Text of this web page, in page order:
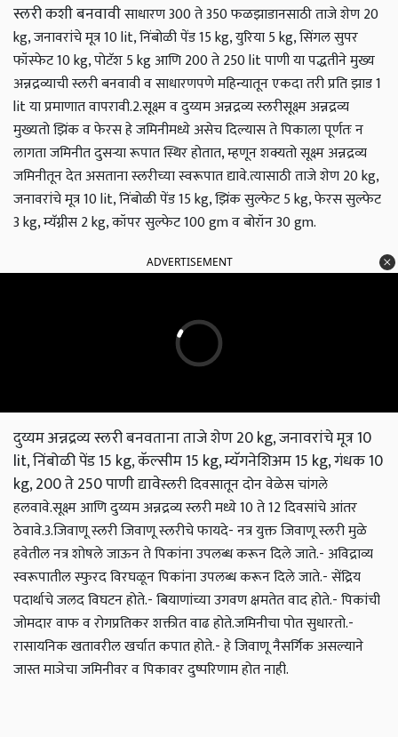
स्लरी कशी बनवावीसाधारण 300 ते 350 फळझाडानसाठी ताजे शेण 20
kg, जनावरांचे मूत्र 10 lit, निंबोळी पेंड 15 kg, युरिया 5 kg, सिंगल सुपर
फॉस्फेट 10 kg, पोटॅश 5 kg आणि 200 ते 250 lit पाणी या पद्धतीने मुख्य
अन्नद्रव्याची स्लरी बनवावी व साधारणपणे महिन्यातून एकदा तरी प्रति झाड 1
lit या प्रमाणात वापरावी.2.सूक्ष्म व दुय्यम अन्नद्रव्य स्लरीसूक्ष्म अन्नद्रव्य
मुख्यतो झिंक व फेरस हे जमिनीमध्ये असेच दिल्यास ते पिकाला पूर्णतः न
लागता जमिनीत दुसऱ्या रूपात स्थिर होतात, म्हणून शक्यतो सूक्ष्म अन्नद्रव्य
जमिनीतून देत असताना स्लरीच्या स्वरूपात द्यावे.त्यासाठी ताजे शेण 20 kg,
जनावरांचे मूत्र 10 lit, निंबोळी पेंड 15 kg, झिंक सुल्फेट 5 kg, फेरस सुल्फेट
3 kg, म्यॅग्नीस 2 kg, कॉपर सुल्फेट 100 gm व बोरॉन 30 gm.
ADVERTISEMENT
दुय्यम अन्नद्रव्य स्लरी बनवताना ताजे शेण 20 kg, जनावरांचे मूत्र 10
lit, निंबोळी पेंड 15 kg, कॅल्सीम 15 kg, म्यॅगनेशिअम 15 kg, गंधक 10
kg, 200 ते 250 पाणी द्यावेस्लरी दिवसातून दोन वेळेस चांगले
हलवावे.सूक्ष्म आणि दुय्यम अन्नद्रव्य स्लरी मध्ये 10 ते 12 दिवसांचे आंतर
ठेवावे.3.जिवाणू स्लरीजिवाणू स्लरीचे फायदे- नत्र युक्त जिवाणू स्लरी मुळे
हवेतील नत्र शोषले जाऊन ते पिकांना उपलब्ध करून दिले जाते.- अविद्राव्य
स्वरूपातील स्फुरद विरघळून पिकांना उपलब्ध करून दिले जाते.- सेंद्रिय
पदार्थाचे जलद विघटन होते.- बियाणांच्या उगवण क्षमतेत वाद होते.- पिकांची
जोमदार वाफ व रोगप्रतिकर शक्तीत वाढ होते.जमिनीचा पोत सुधारतो.-
रासायनिक खतावरील खर्चात कपात होते.- हे जिवाणू नैसर्गिक असल्याने
जास्त माञेचा जमिनीवर व पिकावर दुष्परिणाम होत नाही.